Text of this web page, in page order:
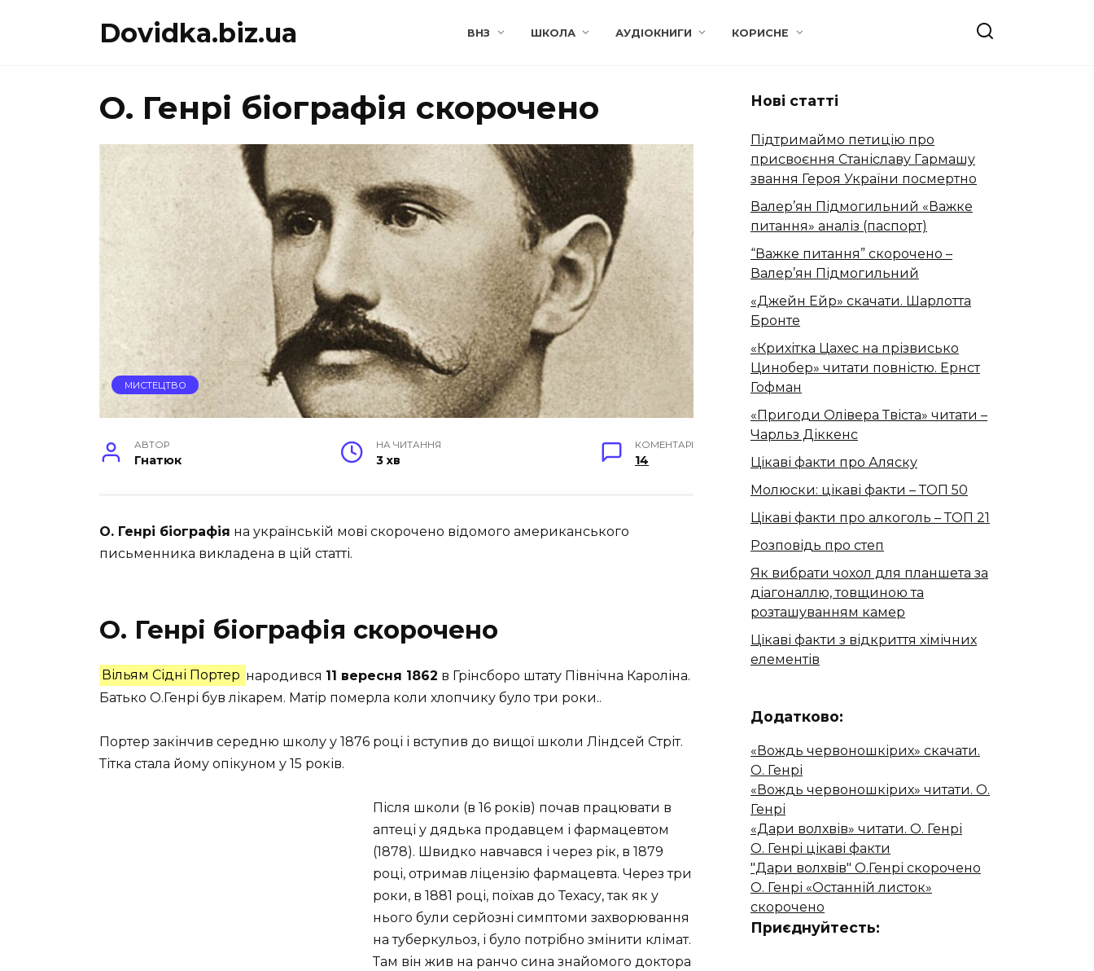
Dovidka.biz.ua ВНЗ ШКОЛА АУДІОКНИГИ КОРИСНЕ
О. Генрі біографія скорочено
МИСТЕЦТВО
АВТОР
Гнатюк
НА ЧИТАННЯ
3 хв
КОМЕНТАРІ
14
О. Генрі біографія на українській мові скорочено відомого американського
письменника викладена в цій статті.
О. Генрі біографія скорочено
Вільям Сідні Портер народився 11 вересня 1862 в Грінсборо штату Північна Кароліна.
Батько О.Генрі був лікарем. Матір померла коли хлопчику було три роки..
Портер закінчив середню школу у 1876 році і вступив до вищої школи Ліндсей Стріт.
Тітка стала йому опікуном у 15 років.
Після школи (в 16 років) почав працювати в
аптеці у дядька продавцем і фармацевтом
(1878). Швидко навчався і через рік, в 1879
році, отримав ліцензію фармацевта. Через три
роки, в 1881 році, поїхав до Техасу, так як у
нього були серйозні симптоми захворювання
на туберкульоз, і було потрібно змінити клімат.
Там він жив на ранчо сина знайомого доктора
Нові статті
Підтримаймо петицію про
присвоєння Станіславу Гармашу
звання Героя України посмертно
Валер’ян Підмогильний «Важке
питання» аналіз (паспорт)
“Важке питання” скорочено –
Валер’ян Підмогильний
«Джейн Ейр» скачати. Шарлотта
Бронте
«Крихітка Цахес на прізвисько
Цинобер» читати повністю. Ернст
Гофман
«Пригоди Олівера Твіста» читати –
Чарльз Діккенс
Цікаві факти про Аляску
Молюски: цікаві факти – ТОП 50
Цікаві факти про алкоголь – ТОП 21
Розповідь про степ
Як вибрати чохол для планшета за
діагоналлю, товщиною та
розташуванням камер
Цікаві факти з відкриття хімічних
елементів
Додатково:
«Вождь червоношкірих» скачати.
О. Генрі
«Вождь червоношкірих» читати. О.
Генрі
«Дари волхвів» читати. О. Генрі
О. Генрі цікаві факти
"Дари волхвів" О.Генрі скорочено
О. Генрі «Останній листок»
скорочено
Приєднуйтесть: